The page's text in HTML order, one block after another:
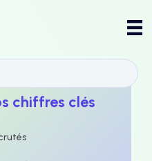
chiffres clés